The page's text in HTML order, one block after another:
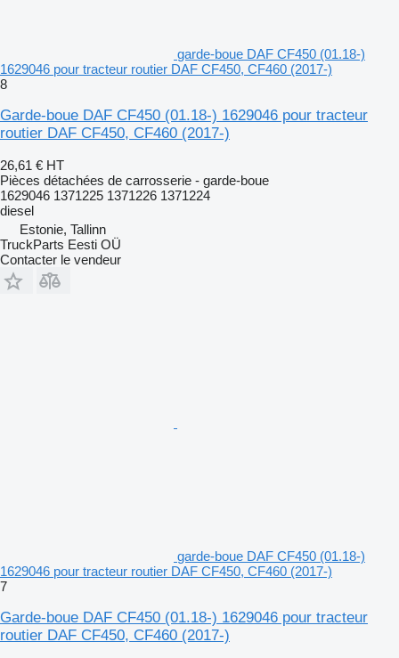
garde-boue DAF CF450 (01.18-)
1629046 pour tracteur routier DAF CF450, CF460 (2017-)
8
Garde-boue DAF CF450 (01.18-) 1629046 pour tracteur
routier DAF CF450, CF460 (2017-)
26,61 € HT
Pièces détachées de carrosserie - garde-boue
1629046 1371225 1371226 1371224
diesel
Estonie, Tallinn
TruckParts Eesti OÜ
Contacter le vendeur
garde-boue DAF CF450 (01.18-)
1629046 pour tracteur routier DAF CF450, CF460 (2017-)
7
Garde-boue DAF CF450 (01.18-) 1629046 pour tracteur
routier DAF CF450, CF460 (2017-)